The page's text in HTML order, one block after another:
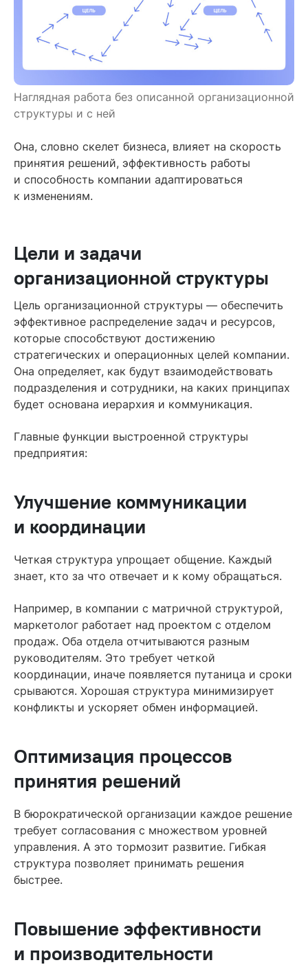
Наглядная работа без описанной организационной
структуры и с ней
Она, словно скелет бизнеса, влияет на скорость
принятия решений, эффективность работы
и способность компании адаптироваться
к изменениям.
Цели и задачи
организационной структуры
Цель организационной структуры — обеспечить
эффективное распределение задач и ресурсов,
которые способствуют достижению
стратегических и операционных целей компании.
Она определяет, как будут взаимодействовать
подразделения и сотрудники, на каких принципах
будет основана иерархия и коммуникация.
Главные функции выстроенной структуры
предприятия:
Улучшение коммуникации
и координации
Четкая структура упрощает общение. Каждый
знает, кто за что отвечает и к кому обращаться.
Например, в компании с матричной структурой,
маркетолог работает над проектом с отделом
продаж. Оба отдела отчитываются разным
руководителям. Это требует четкой
координации, иначе появляется путаница и сроки
срываются. Хорошая структура минимизирует
конфликты и ускоряет обмен информацией.
Оптимизация процессов
принятия решений
В бюрократической организации каждое решение
требует согласования с множеством уровней
управления. А это тормозит развитие. Гибкая
структура позволяет принимать решения
быстрее.
Повышение эффективности
и производительности